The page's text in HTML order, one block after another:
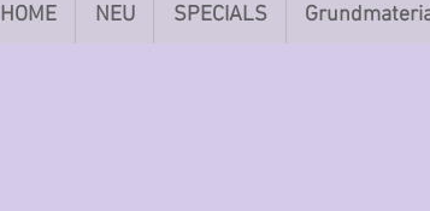
HOME NEU SPECIALS